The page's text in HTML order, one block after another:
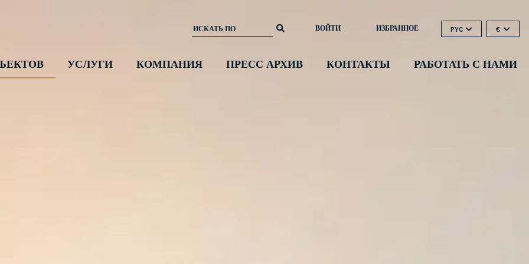
ВОЙТИ ИЗБРАННОЕ PYC €
УСЛУГИ КОМПАНИЯ ПРЕСС АРХИВ КОНТАКТЫ РАБОТАТЬ С НАМИ